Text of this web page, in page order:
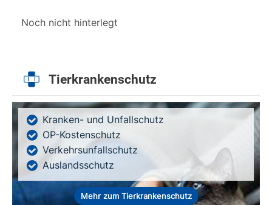
Noch nicht hinterlegt
Tierkrankenschutz
Kranken- und Unfallschutz
OP-Kostenschutz
Verkehrsunfallschutz
Auslandsschutz
Mehr zum Tierkrankenschutz